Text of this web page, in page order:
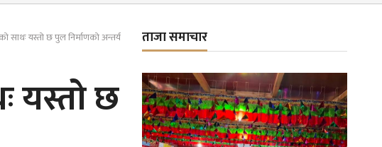
साथः यस्तो छ पुल निर्माणको अन्तर्य
यस्तो छ
ताजा समाचार